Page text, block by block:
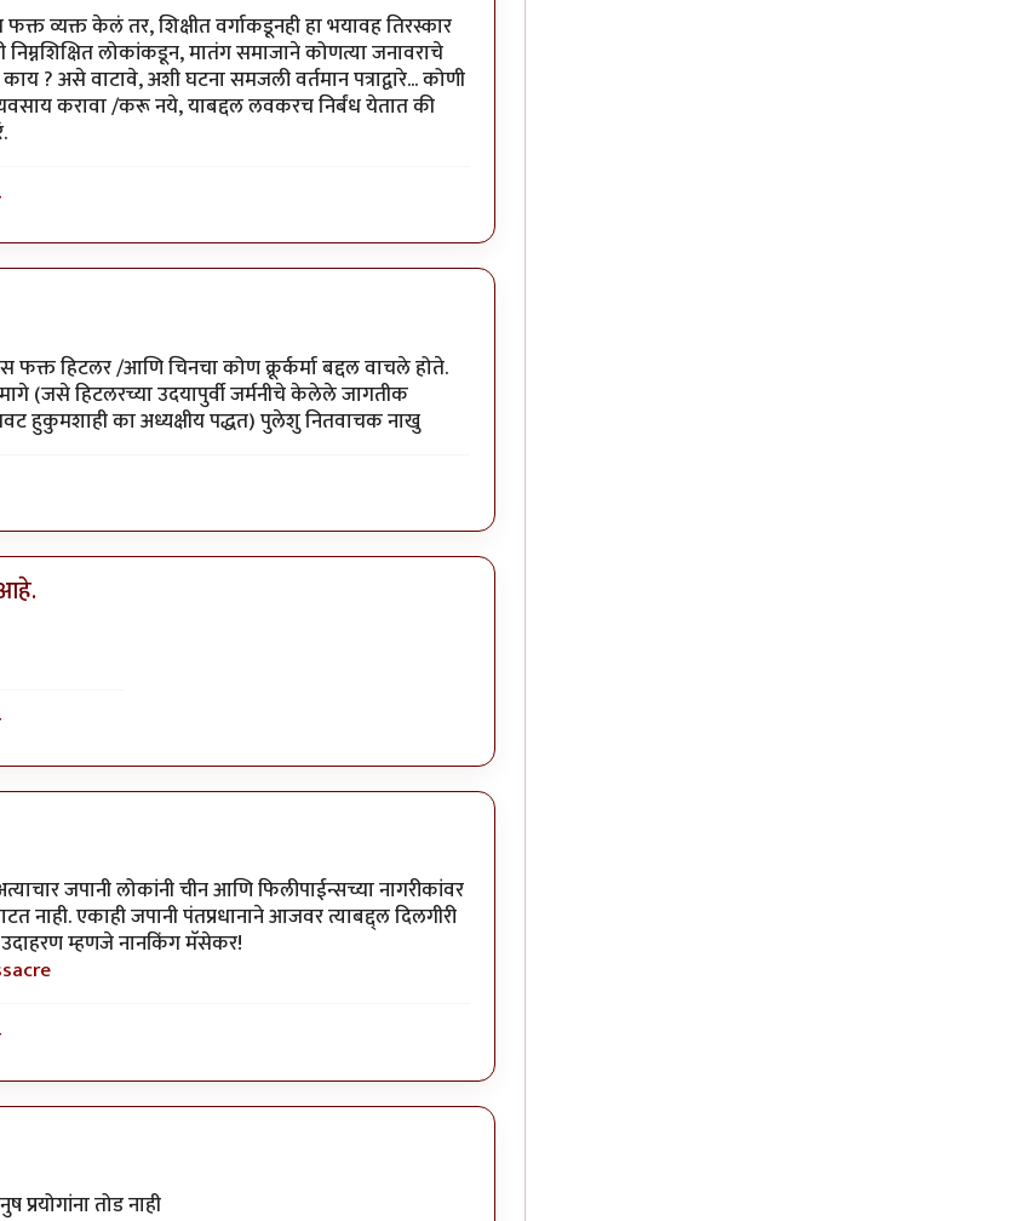
व्यक्त केलं तर, शिक्षीत वर्गाकडूनही हा भयावह तिरस्कार
लोकांकडून, मातंग समाजाने कोणत्या जनावराचे
? असे वाटावे, अशी घटना समजली वर्तमान पत्राद्वारे... कोणी
करावा /करू नये, याबद्दल लवकरच निर्बंध येतात की
फक्त हिटलर /आणि चिनचा कोण क्रूर्कर्मा बद्दल वाचले होते.
(जसे हिटलरच्या उदयापुर्वी जर्मनीचे केलेले जागतीक
हुकुमशाही का अध्यक्षीय पद्धत) पुलेशु नितवाचक नाखु
जपानी लोकांनी चीन आणि फिलीपाईन्सच्या नागरीकांवर
नाही. एकाही जपानी पंतप्रधानाने आजवर त्याबद्द्ल दिलगीरी
उदाहरण म्हणजे नानकिंग मॅसेकर!
तोड नाही